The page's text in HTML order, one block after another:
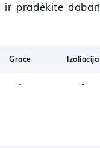
ir pradėkite dabar!
Grace Izoliacija
- -